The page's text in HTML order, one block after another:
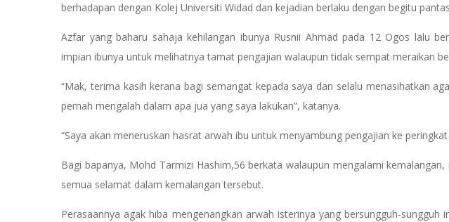
berhadapan dengan Kolej Universiti Widad dan kejadian berlaku dengan begitu
Azfar yang baharu sahaja kehilangan ibunya Rusnii Ahmad pada 12 Ogos lalu
impian ibunya untuk melihatnya tamat pengajian walaupun tidak sempat meraikan
“Mak, terima kasih kerana bagi semangat kepada saya dan selalu menasihatkan
pernah mengalah dalam apa jua yang saya lakukan”, katanya.
“Saya akan meneruskan hasrat arwah ibu untuk menyambung pengajian ke
Bagi bapanya, Mohd Tarmizi Hashim,56 berkata walaupun mengalami
semua selamat dalam kemalangan tersebut.
Perasaannya agak hiba mengenangkan arwah isterinya yang bersungguh-sungguh